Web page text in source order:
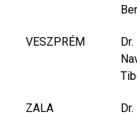
VESZPRÉM
Dr.
ZALA
Dr.